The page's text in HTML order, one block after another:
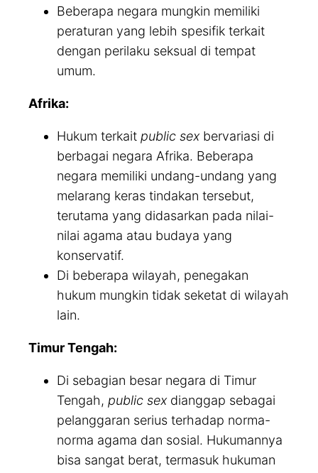
Beberapa negara mungkin memiliki
peraturan yang lebih spesifik terkait
dengan perilaku seksual di tempat
umum.
Afrika:
Hukum terkait public sexbervariasi di
berbagai negara Afrika. Beberapa
negara memiliki undang-undang yang
melarang keras tindakan tersebut,
terutama yang didasarkan pada nilai-
nilai agama atau budaya yang
konservatif.
Di beberapa wilayah, penegakan
hukum mungkin tidak seketat di wilayah
lain.
Timur Tengah:
Di sebagian besar negara di Timur
Tengah, public sexdianggap sebagai
pelanggaran serius terhadap norma-
norma agama dan sosial. Hukumannya
bisa sangat berat, termasuk hukuman